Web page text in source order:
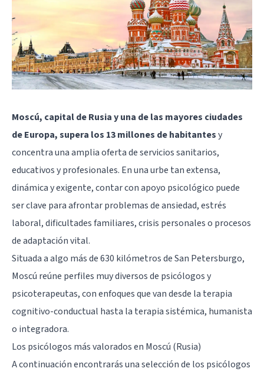
Moscú, capital de Rusia y una de las mayores ciudades
de Europa, supera los 13 millones de habitantesy
concentra una amplia oferta de servicios sanitarios,
educativos y profesionales. En una urbe tan extensa,
dinámica y exigente, contar con apoyo psicológico puede
ser clave para afrontar problemas de ansiedad, estrés
laboral, dificultades familiares, crisis personales o procesos
de adaptación vital.
Situada a algo más de 630 kilómetros de San Petersburgo,
Moscú reúne perfiles muy diversos de psicólogos y
psicoterapeutas, con enfoques que van desde la terapia
cognitivo-conductual hasta la terapia sistémica, humanista
o integradora.
Los psicólogos más valorados en Moscú (Rusia)
A continuación encontrarás una selección de los psicólogos